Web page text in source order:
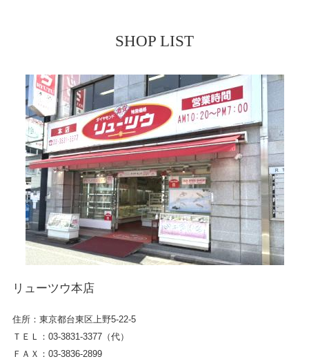
SHOP LIST
リューツウ本店
住所：東京都台東区上野5-22-5
ＴＥＬ：03-3831-3377（代）
ＦＡＸ：03-3836-2899